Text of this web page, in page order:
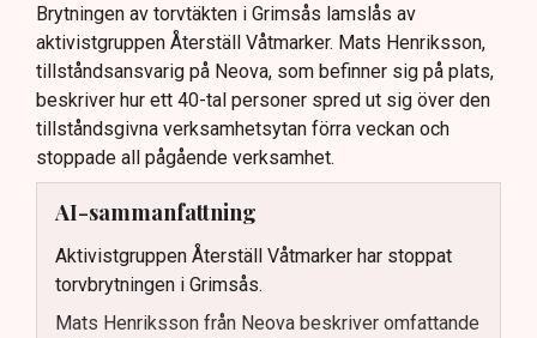
Brytningen av torvtäkten i Grimsås lamslås av
aktivistgruppen Återställ Våtmarker. Mats Henriksson,
tillståndsansvarig på Neova, som befinner sig på plats,
beskriver hur ett 40-tal personer spred ut sig över den
tillståndsgivna verksamhetsytan förra veckan och
stoppade all pågående verksamhet.
AI-sammanfattning
Aktivistgruppen Återställ Våtmarker har stoppat
torvbrytningen i Grimsås.
Mats Henriksson från Neova beskriver omfattande